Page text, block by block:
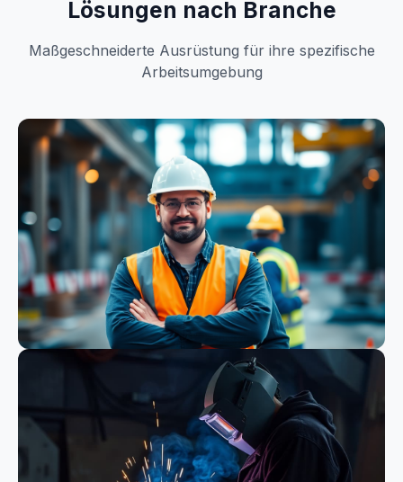
Lösungen nach Branche
Maßgeschneiderte Ausrüstung für ihre spezifische
Arbeitsumgebung
Bauwesen